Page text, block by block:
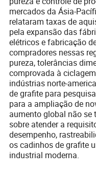
mercados da Ásia-
relataram taxas de
pela expansão das
elétricos e fabricação
compradores nessas
pureza, tolerâncias
comprovada à
indústrias norte-
de grafite para
para a ampliação de
aumento global não se
sobre atender a
desempenho,
os cadinhos de grafite
industrial moderna.